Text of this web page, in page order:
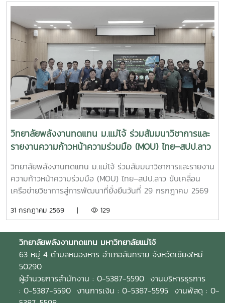
พร้อมแลกเปลี่ยนองค์ความรู้กับเครือข่ายผู้เชี่ยวชาญ ซึ่งสามารถ
นำมาประยุกต์ใช้ในการสนับสนุนพันธกิจของวิทยาลัยพลังงาน
ทดแทน ทั้งด้านการวิจัย การบริการวิชาการ และการถ่ายทอด
เทคโนโลยีสู่ชุมชน เพื่อยกระดับคุณภาพชีวิตของประชาชนและ
สร้างการพัฒนาที่ยั่งยืนวิทยาลัยพลังงานทดแทน มหาวิทยาลัย
แม่โจ้ มุ่งมั่นพัฒนาองค์ความรู้และนวัตกรรมด้านพลังงานและ
เทคโนโลยีที่เหมาะสม เพื่อสร้างผลกระทบเชิงบวกต่อสังคม
ชุมชน และเศรษฐกิจฐานราก พร้อมขับเคลื่อนการพัฒนาประเทศ
สู่ความยั่งยืน
(Memorandum of Understanding : MOU) ณ ห้องประชุม
รวงผึ้ง ชั้น 5 สำนักงานมหาวิทยาลัย มหาวิทยาลัยแม่โจ้ พิธีลง
นามได้รับเกียรติจาก ผู้ช่วยศาสตราจารย์ ดร.สุริยจรัส เตชะตัน
มีนสกุล รองอธิการบดีมหาวิทยาลัยแม่โจ้ (ผู้แทนอธิการบดี) และ
นายกษิดิจ ทับทิม ผู้อำนวยการสำนักงานพัฒนาฝีมือแรงงาน
ลำพูน เป็นผู้ลงนามร่วมกัน โดยมี ผู้ช่วยศาสตราจารย์ ดร.นิ
กราน หอมดวง คณบดีวิทยาลัยพลังงานทดแทน มหาวิทยาลัยแม่
โจ้และ นายเกรียงศักดิ์ ธรรมวัตร ผู้อำนวยการกลุ่มงานพัฒนา
ฝีมือแรงงาน ร่วมลงนามเป็นพยาน ความร่วมมือในครั้งนี้มีเป้า
หมายในการพัฒนาและปรับปรุงหลักสูตร “การเชื่อมอาร์กโลหะ
อุปกรณ์ทางพลังงานและอุตสาหกรรมด้วยมือ” ให้สอดคล้องกับ
มาตรฐานวิชาชีพและความต้องการของภาคอุตสาหกรรม พร้อม
ทั้งร่วมกันจัดฝึกอบรมและทดสอบมาตรฐานฝีมือแรงงานให้แก่
นักศึกษา แรงงาน และผู้สนใจทั่วไป เพื่อยกระดับทักษะวิชาชีพและ
เพิ่มขีดความสามารถของกำลังคนไทยความร่วมมือครอบคลุม
การดำเนินงานในด้านต่าง ๆ ได้แก่- พัฒนาและปรับปรุงหลักสูตร
ด้านการเชื่อมอาร์กโลหะอุปกรณ์พลังงานและอุตสาหกรรม -
อบรม- พัฒนากำลังคนให้มีทักษะตรงตามความต้องการของ
สถานประกอบการและตลาดแรงงาน ความร่วมมือครั้งนี้สะท้อน
ถึงความมุ่งมั่นของวิทยาลัยพลังงานทดแทน มหาวิทยาลัยแม่โจ้
ในการบูรณาการความร่วมมือกับหน่วยงานภาครัฐ เพื่อผลิตและ
พัฒนากำลังคนที่มีศักยภาพ มีทักษะด้านวิชาชีพที่ได้มาตรฐาน
และพร้อมรองรับการเปลี่ยนแปลงของภาคอุตสาหกรรมด้าน
วิทยาลัยพลังงานทดแทน ม.แม่โจ้ ร่วมสัมมนาวิชาการและ
รายงานความก้าวหน้าความร่วมมือ (MOU) ไทย–สปป.ลาว
ขับเคลื่อนเครือข่ายวิชาการสู่การพัฒนาที่ยั่งยืน
วิทยาลัยพลังงานทดแทน ม.แม่โจ้ ร่วมสัมมนาวิชาการและรายงาน
ความก้าวหน้าความร่วมมือ (MOU) ไทย–สปป.ลาว ขับเคลื่อน
เครือข่ายวิชาการสู่การพัฒนาที่ยั่งยืนวันที่ 29 กรกฎาคม 2569
ศาสตราจารย์ ดร.นิกราน หอมดวง คณบดีวิทยาลัยพลังงาน
รองคณบดีฝ่ายบริหาร, ผู้ช่วยศาสตราจารย์ ดร.ยิ่งรักษ์ อรรถเวช
กุล รองคณบดีฝ่ายวิจัยและบริการวิชาการคณาจารย์ บุคลากร
และนักศึกษาระดับบัณฑิตศึกษา เข้าร่วมกิจกรรม สัมมนาวิชาการ
และการรายงานความก้าวหน้าความร่วมมือ (MOU) ระหว่าง
มหาวิทยาลัยแม่โจ้และเครือข่ายสถาบันการศึกษาในแขวงหลวงพระ
บาง สาธารณรัฐประชาธิปไตยประชาชนลาว การสัมมนาครั้งนี้จัด
31 กรกฎาคม 2569 | 129
วิทยาลัยพลังงานทดแทน มหาวิทยาลัยแม่โจ้
63 หมู่ 4 ตำบลหนองหาร อำเภอสันทราย จังหวัดเชียงใหม่
50290
ผู้อำนวยการสำนักงาน : 0-5387-5590 งานบริหารธุรการ
: 0-5387-5590 งานการเงิน : 0-5387-5595 งานพัสดุ : 0-